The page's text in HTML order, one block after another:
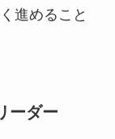
進めること
ーダー